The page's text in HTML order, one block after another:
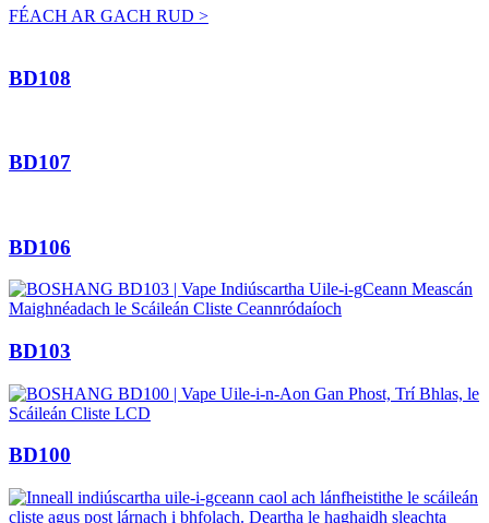
FÉACH AR GACH RUD >
BD108
BD107
BD106
BD103
BD100